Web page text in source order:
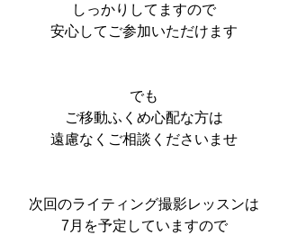
しっかりしてますので
安心してご参加いただけます
でも
ご移動ふくめ心配な方は
遠慮なくご相談くださいませ
次回のライティング撮影レッスンは
7月を予定していますので